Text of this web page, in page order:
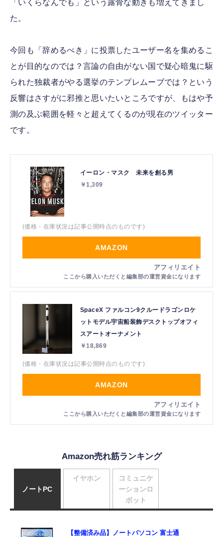
「いくらなんでも」という露骨な動きも増えてきまし
た。
今回も「辞めるべき」に投票したユーザー名を集めるこ
とが目的なのでは？言論の自由がない国で疑心暗鬼に駆
られた独裁者がやる選挙のテンプレムーブでは？という
反響はさすがに邪推と思いたいところですが、もはや予
測の及ぶ範囲を軽々と超えてくるのが現在のツイッター
です。
イーロン・マスク 未来を創る男
￥1,309
(価格・在庫状況は記事公開時点のものです)
AMAZON
SpaceX ファルコン9クルードラゴンロケ
ットモデル宇宙船装飾デスクトップオフィ
スアートオーナメント
￥18,869
(価格・在庫状況は記事公開時点のものです)
AMAZON
Amazon売れ筋ランキング
ノートPC
【整備済み品】ノートパソコン 富士通
イヤホン
コミュニケ
ーションロ
ボット